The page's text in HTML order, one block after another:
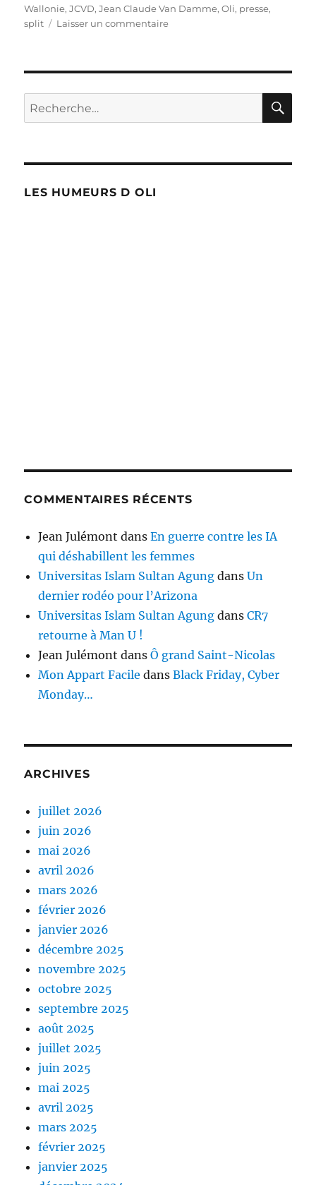
Wallonie,JCVD,Jean Claude Van Damme,Oli, presse,
split
Laisser un commentairesur
premier
!
Recherche
pour :
LES HUMEURS D OLI
COMMENTAIRES RÉCENTS
Jean Julémont dansEn guerre contre les IA
qui déshabillent les femmes
Universitas Islam Sultan Agung dansUn
dernier rodéo pour l’Arizona
Universitas Islam Sultan Agung dansCR7
retourne à Man U !
Jean Julémont dansÔ grand Saint-Nicolas
Mon Appart Facile dansBlack Friday, Cyber
Monday…
ARCHIVES
juillet 2026
juin 2026
mai 2026
avril 2026
mars 2026
février 2026
janvier 2026
décembre 2025
novembre 2025
octobre 2025
septembre 2025
août 2025
juillet 2025
juin 2025
mai 2025
avril 2025
mars 2025
février 2025
janvier 2025